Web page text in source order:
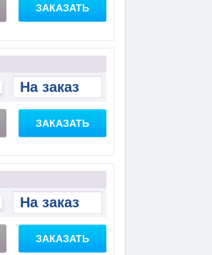
ЗАКАЗАТЬ
ЗАКАЗАТЬ
ЗАКАЗАТЬ